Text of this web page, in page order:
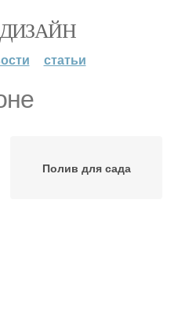
статьи
Полив для сада